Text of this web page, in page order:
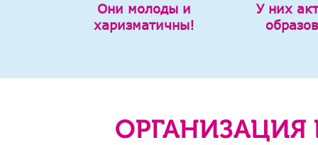
Они молоды и
харизматичны!
У них
ОРГАНИЗАЦИЯ